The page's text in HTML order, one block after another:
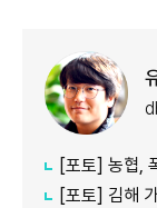
[포토] 농협,
[포토] 김해